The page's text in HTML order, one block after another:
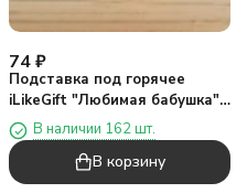
74 ₽
Подставка под горячее
iLikeGift "Любимая бабушка",
9 смВ наличии 162 шт.
В корзину